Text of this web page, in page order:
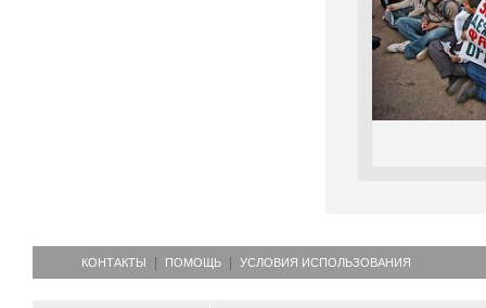
КОНТАКТЫ ПОМОЩЬ УСЛОВИЯ ИСПОЛЬЗОВАНИЯ